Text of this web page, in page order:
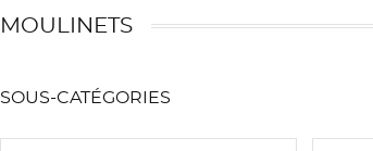
MOULINETS
SOUS-CATÉGORIES